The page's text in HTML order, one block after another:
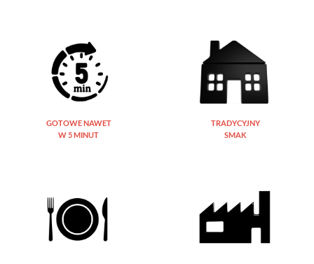
GOTOWE NAWET
W 5 MINUT
TRADYCYJNY
SMAK